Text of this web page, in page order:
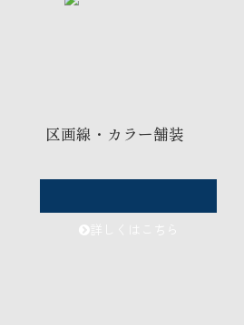
区画線・カラー舗装
詳しくはこちら